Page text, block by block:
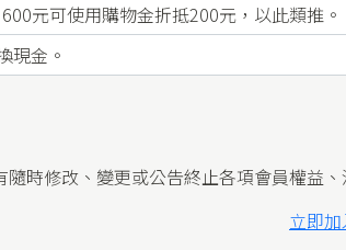
元可使用購物金折抵200元，以此類推。
現金。
時修改、變更或公告終止各項會員權益
立即